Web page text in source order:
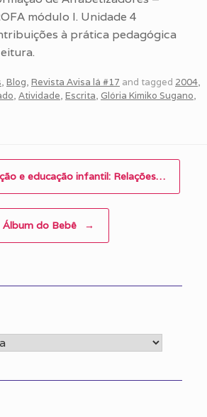
módulo I. Unidade 4
à prática pedagógica
, Blog, Revista Avisa lá #17 and tagged 2004,
, Atividade, Escrita, Glória Kimiko Sugano,
e educação infantil: Relações…
Álbum do Bebê →